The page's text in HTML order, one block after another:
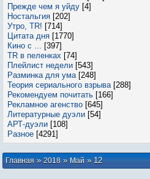
Прежде чем я уйду [4]
Ностальгия [202]
Утро, TR! [714]
Цитата дня [1770]
Кино с ... [397]
TR в пеленках [74]
Плейлист недели [543]
Разминка для ума [248]
Теория сериального взрыва [288]
Рекомендуем почитать [166]
Рекламное агенство [645]
Литературные дуэли [54]
АРТ-дуэли [108]
Разное [4291]
Главная»2018 » Май » 12